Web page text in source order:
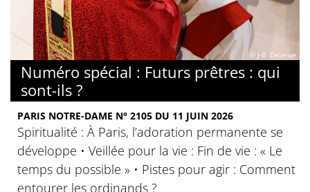
© J-B. Delerue
Numéro spécial : Futurs prêtres : qui
sont-ils ?
PARIS NOTRE-DAME N° 2105 DU 11 JUIN 2026
Spiritualité : À Paris, l’adoration permanente se
développe • Veillée pour la vie : Fin de vie : « Le
temps du possible » • Pistes pour agir : Comment
entourer les ordinands ?